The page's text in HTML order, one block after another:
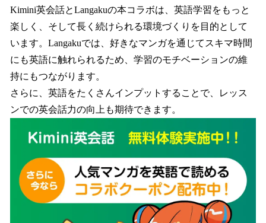
Kimini英会話とLangakuの本コラボは、英語学習をもっと
楽しく、そして長く続けられる環境づくりを目的として
います。Langakuでは、好きなマンガを通じてスキマ時間
にも英語に触れられるため、学習のモチベーションの維
持にもつながります。
さらに、英語をたくさんインプットすることで、レッス
ンでの英会話力の向上も期待できます。